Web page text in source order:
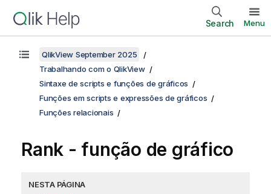
Search Menu
QlikView September 2025
Trabalhando com o QlikView
Sintaxe de scripts e funções de gráficos
Funções em scripts e expressões de gráficos
Funções relacionais
Rank - função de gráfico
NESTA PÁGINA